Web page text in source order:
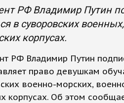
РФ Владимир Путин
в суворовских
корпусах.
РФ Владимир Путин
право девушкам
военно-морских,
корпусах. Об этом